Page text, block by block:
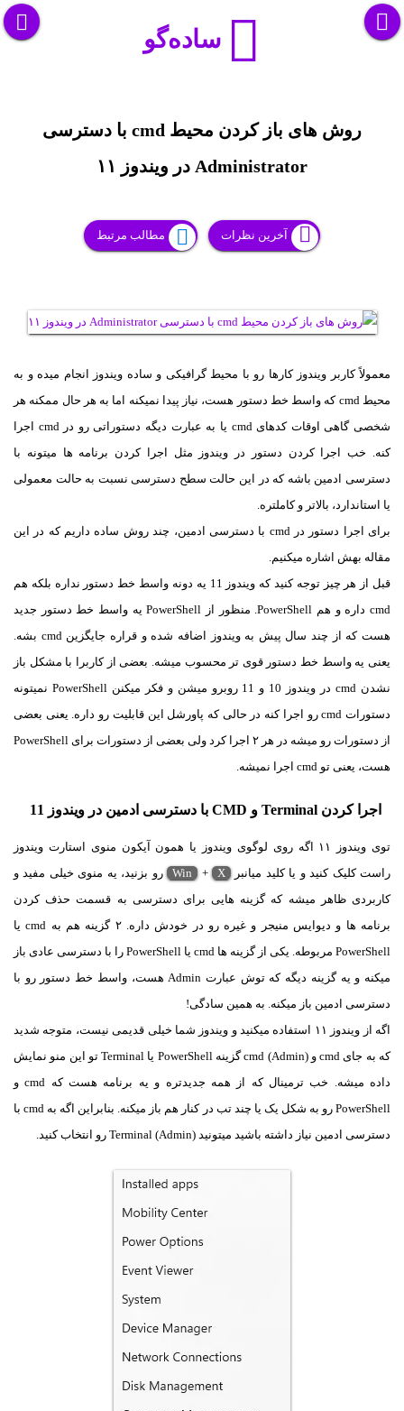
ساده‌گو
روش های باز کردن محیط cmd با دسترسی
Administrator در ویندوز ۱۱
آخرین نظرات مطالب مرتبط
معمولاً کاربر ویندوز کارها رو با محیط گرافیکی و ساده ویندوز انجام میده و به
محیط cmd که واسط خط دستور هست، نیاز پیدا نمیکنه اما به هر حال ممکنه هر
شخصی گاهی اوقات کدهای cmd یا به عبارت دیگه دستوراتی رو در cmd اجرا
کنه. خب اجرا کردن دستور در ویندوز مثل اجرا کردن برنامه ها میتونه با
دسترسی ادمین باشه که در این حالت سطح دسترسی نسبت به حالت معمولی
یا استاندارد، بالاتر و کاملتره.
برای اجرا دستور در cmd با دسترسی ادمین، چند روش ساده داریم که در این
مقاله بهش اشاره میکنیم.
قبل از هر چیز توجه کنید که ویندوز 11 یه دونه واسط خط دستور نداره بلکه هم
cmd داره و هم PowerShell. منظور از PowerShell یه واسط خط دستور جدید
هست که از چند سال پیش به ویندوز اضافه شده و قراره جایگزین cmd بشه.
یعنی یه واسط خط دستور قوی تر محسوب میشه. بعضی از کاربرا با مشکل باز
نشدن cmd در ویندوز 10 و 11 روبرو میشن و فکر میکنن PowerShell نمیتونه
دستورات cmd رو اجرا کنه در حالی که پاورشل این قابلیت رو داره. یعنی بعضی
از دستورات رو میشه در هر ۲ اجرا کرد ولی بعضی از دستورات برای PowerShell
هست، یعنی تو cmd اجرا نمیشه.
اجرا کردن Terminal و CMD با دسترسی ادمین در ویندوز 11
توی ویندوز ۱۱ اگه روی لوگوی ویندوز یا همون آیکون منوی استارت ویندوز
راست کلیک کنید و یا کلید میانبر
Win + X
رو بزنید، یه منوی خیلی مفید و
کاربردی ظاهر میشه که گزینه هایی برای دسترسی به قسمت حذف کردن
برنامه ها و دیوایس منیجر و غیره رو در خودش داره. ۲ گزینه هم به cmd یا
PowerShell مربوطه. یکی از گزینه ها cmd یا PowerShell را با دسترسی عادی باز
میکنه و یه گزینه دیگه که توش عبارت Admin هست، واسط خط دستور رو با
دسترسی ادمین باز میکنه. به همین سادگی!
اگه از ویندوز ۱۱ استفاده میکنید و ویندوز شما خیلی قدیمی نیست، متوجه شدید
که به جای cmd و cmd (Admin) گزینه PowerShell یا Terminal تو این منو نمایش
داده میشه. خب ترمینال که از همه جدیدتره و یه برنامه هست که cmd و
PowerShell رو به شکل یک یا چند تب در کنار هم باز میکنه. بنابراین اگه به cmd با
دسترسی ادمین نیاز داشته باشید میتونید Terminal (Admin) رو انتخاب کنید.